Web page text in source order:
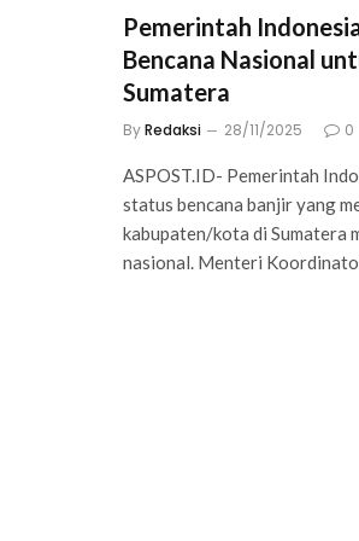
Pemerintah
Bencana Nasional
Sumatera
ByRedaksi 28/11/2025 0
ASPOST.ID- Pemerintah
status bencana banjir yang
kabupaten/kota di Sumatera
nasional. Menteri